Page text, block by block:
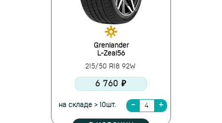
Grenlander
L-Zeal56
215/50 R18 92W
6 760 ₽
на складе > 10шт.